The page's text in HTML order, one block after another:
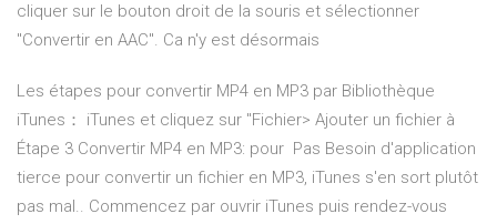
cliquer sur le bouton droit de la souris et sélectionner
"Convertir en AAC". Ca n'y est désormais
Les étapes pour convertir MP4 en MP3 par Bibliothèque
iTunes： iTunes et cliquez sur "Fichier> Ajouter un fichier à
Étape 3 Convertir MP4 en MP3: pour Pas Besoin d'application
tierce pour convertir un fichier en MP3, iTunes s'en sort plutôt
pas mal.. Commencez par ouvrir iTunes puis rendez-vous